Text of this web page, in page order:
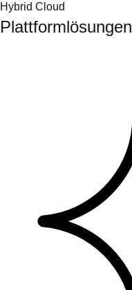
Hybrid Cloud
Plattformlösungen